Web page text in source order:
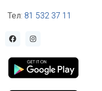
Тел: 81 532 37 11